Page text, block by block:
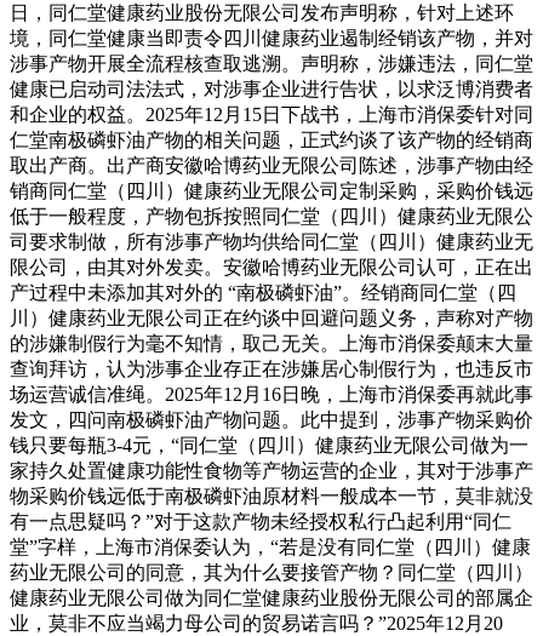
日，同仁堂健康药业股份无限公司发布声明称，针对上述环
境，同仁堂健康当即责令四川健康药业遏制经销该产物，并对
涉事产物开展全流程核查取逃溯。声明称，涉嫌违法，同仁堂
健康已启动司法法式，对涉事企业进行告状，以求泛博消费者
和企业的权益。2025年12月15日下战书，上海市消保委针对同
仁堂南极磷虾油产物的相关问题，正式约谈了该产物的经销商
取出产商。出产商安徽哈博药业无限公司陈述，涉事产物由经
销商同仁堂（四川）健康药业无限公司定制采购，采购价钱远
低于一般程度，产物包拆按照同仁堂（四川）健康药业无限公
司要求制做，所有涉事产物均供给同仁堂（四川）健康药业无
限公司，由其对外发卖。安徽哈博药业无限公司认可，正在出
产过程中未添加其对外的 “南极磷虾油”。经销商同仁堂（四
川）健康药业无限公司正在约谈中回避问题义务，声称对产物
的涉嫌制假行为毫不知情，取己无关。上海市消保委颠末大量
查询拜访，认为涉事企业存正在涉嫌居心制假行为，也违反市
场运营诚信准绳。2025年12月16日晚，上海市消保委再就此事
发文，四问南极磷虾油产物问题。此中提到，涉事产物采购价
钱只要每瓶3-4元，“同仁堂（四川）健康药业无限公司做为一
家持久处置健康功能性食物等产物运营的企业，其对于涉事产
物采购价钱远低于南极磷虾油原材料一般成本一节，莫非就没
有一点思疑吗？”对于这款产物未经授权私行凸起利用“同仁
堂”字样，上海市消保委认为，“若是没有同仁堂（四川）健康
药业无限公司的同意，其为什么要接管产物？同仁堂（四川）
健康药业无限公司做为同仁堂健康药业股份无限公司的部属企
业，莫非不应当竭力母公司的贸易诺言吗？”2025年12月20